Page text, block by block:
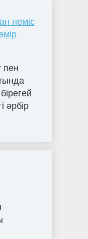
неміс
пен
әрбір